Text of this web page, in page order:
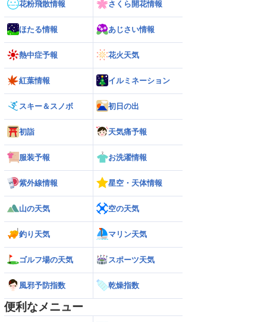
】台風16号発生
予想 今後の進路と日
12時更新)
【ゲリラ雷雨情報】東北〜中国地方の広
い範囲で急な雷雨に警戒
花粉飛散情報 さくら開花情報
ほたる情報 あじさい情報
熱中症予報 花火天気
紅葉情報 イルミネーション
スキー＆スノボ 初日の出
初詣 天気痛予報
服装予報 お洗濯情報
紫外線情報 星空・天体情報
山の天気 空の天気
釣り天気 マリン天気
ゴルフ場の天気 スポーツ天気
風邪予防指数 乾燥指数
便利なメニュー